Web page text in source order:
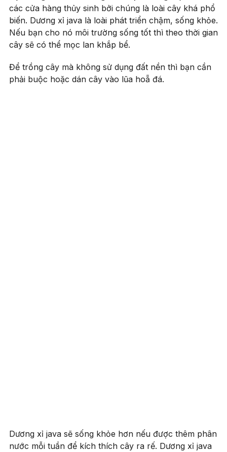
các cửa hàng thủy sinh bởi chúng là loài cây khá phổ
biến. Dương xỉ java là loài phát triển chậm, sống khỏe.
Nếu bạn cho nó môi trường sống tốt thì theo thời gian
cây sẽ có thể mọc lan khắp bể.
Để trồng cây mà không sử dụng đất nền thì bạn cần
phải buộc hoặc dán cây vào lũa hoẵ đá.
Dương xỉ java sẽ sống khỏe hơn nếu được thêm phân
nước mỗi tuần để kích thích cây ra rế. Dương xỉ java